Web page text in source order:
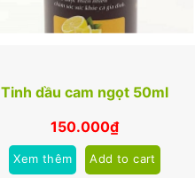
Tinh dầu cam ngọt 50ml
150.000₫
Xem thêm Add to cart